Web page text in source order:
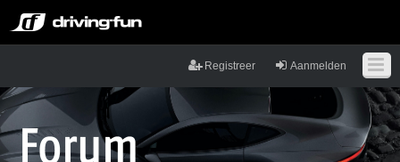
Aanmelden
Registreer